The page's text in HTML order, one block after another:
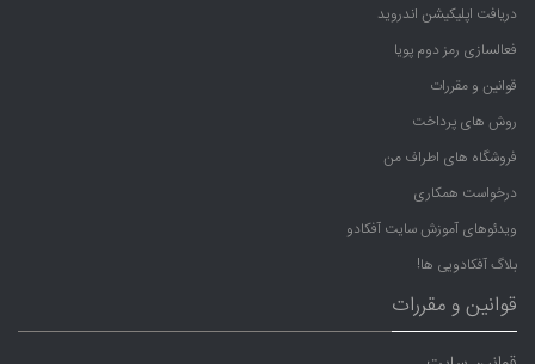
دریافت اپلیکیشن اندروید
فعالسازی رمز دوم پویا
قوانین و مقررات
روش های پرداخت
فروشگاه های اطراف من
درخواست همکاری
ویدئوهای آموزش سایت آفکادو
بلاگ آفکادویی ها!
قوانین و مقررات